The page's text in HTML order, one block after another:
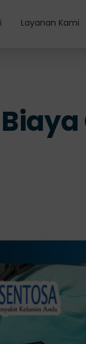
Layanan Kami